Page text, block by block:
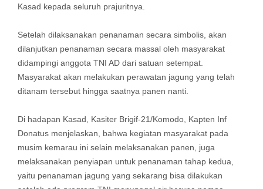
Kasad kepada seluruh prajuritnya.
Setelah dilaksanakan penanaman secara simbolis, akan
dilanjutkan penanaman secara massal oleh masyarakat
didampingi anggota TNI AD dari satuan setempat.
Masyarakat akan melakukan perawatan jagung yang telah
ditanam tersebut hingga saatnya panen nanti.
Di hadapan Kasad, Kasiter Brigif-21/Komodo, Kapten Inf
Donatus menjelaskan, bahwa kegiatan masyarakat pada
musim kemarau ini selain melaksanakan panen, juga
melaksanakan penyiapan untuk penanaman tahap kedua,
yaitu penanaman jagung yang sekarang bisa dilakukan